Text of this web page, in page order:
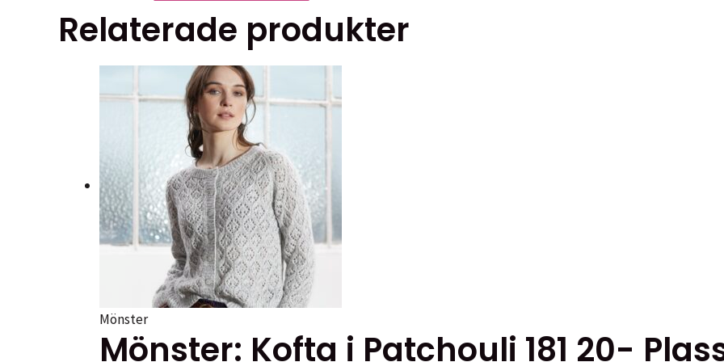
produkten
har
flera
De
kan
väljas
på
produktsidan
Relaterade produkter
Mönster
Mönster: Kofta i Patchouli 181 20-